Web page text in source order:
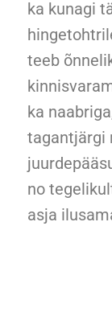
ka kunagi
teeb
ka
tagantjärgi
no
asja